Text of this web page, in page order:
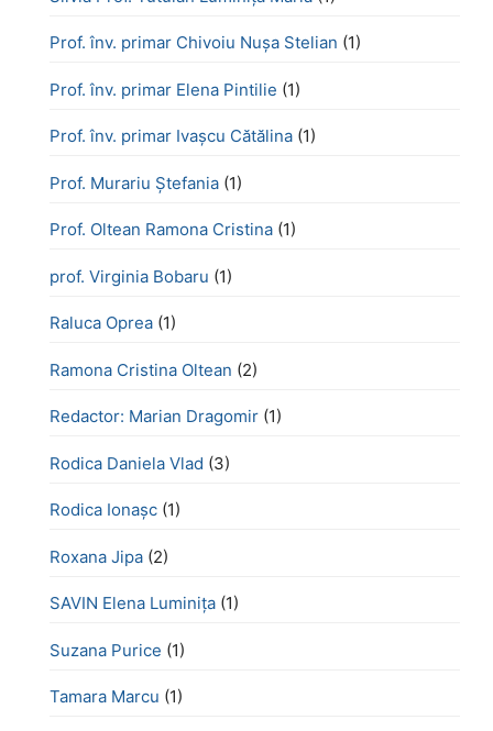
Prof. înv. primar Chivoiu Nușa Stelian (1)
Prof. înv. primar Elena Pintilie (1)
Prof. înv. primar Ivașcu Cătălina (1)
Prof. Murariu Ștefania (1)
Prof. Oltean Ramona Cristina (1)
prof. Virginia Bobaru (1)
Raluca Oprea (1)
Ramona Cristina Oltean (2)
Redactor: Marian Dragomir (1)
Rodica Daniela Vlad (3)
Rodica Ionașc (1)
Roxana Jipa (2)
SAVIN Elena Luminița (1)
Suzana Purice (1)
Tamara Marcu (1)